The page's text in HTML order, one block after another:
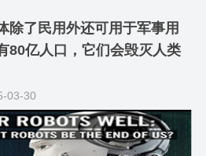
除了民用外还可用于军事用
80亿人口，它们会毁灭人类
03-30